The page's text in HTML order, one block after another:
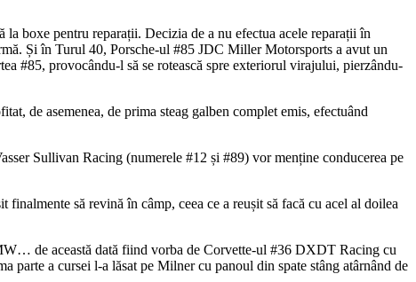
boxe pentru reparații. Decizia de a nu efectua acele reparații în
Și în Turul 40, Porsche-ul #85 JDC Miller Motorsports a avut un
#85, provocându-l să se rotească spre exteriorul virajului, pierzându-
de asemenea, de prima steag galben complet emis, efectuând
Sullivan Racing (numerele #12 și #89) vor menține conducerea pe
să revină în câmp, ceea ce a reușit să facă cu acel al doilea
de această dată fiind vorba de Corvette-ul #36 DXDT Racing cu
a cursei l-a lăsat pe Milner cu panoul din spate stâng atârnând de